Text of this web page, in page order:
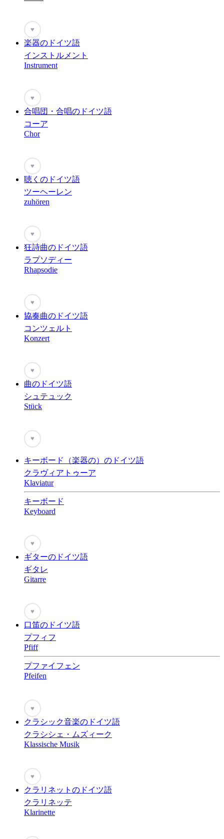
♥
楽器のドイツ語
インストルメント
Instrument
♥
合唱団・合唱のドイツ語
コーア
Chor
♥
聴くのドイツ語
ツーヘーレン
zuhören
♥
狂詩曲のドイツ語
ラプソディー
Rhapsodie
♥
協奏曲のドイツ語
コンツェルト
Konzert
♥
曲のドイツ語
シュテュック
Stück
♥
キーボード（楽器の）のドイツ語
クラヴィアトゥーア
Klaviatur
キーボード
Keyboard
♥
ギターのドイツ語
ギタレ
Gitarre
♥
口笛のドイツ語
プフィフ
Pfiff
プファイフェン
Pfeifen
♥
クラシック音楽のドイツ語
クラシシェ・ムズィーク
Klassische Musik
♥
クラリネットのドイツ語
クラリネッテ
Klarinette